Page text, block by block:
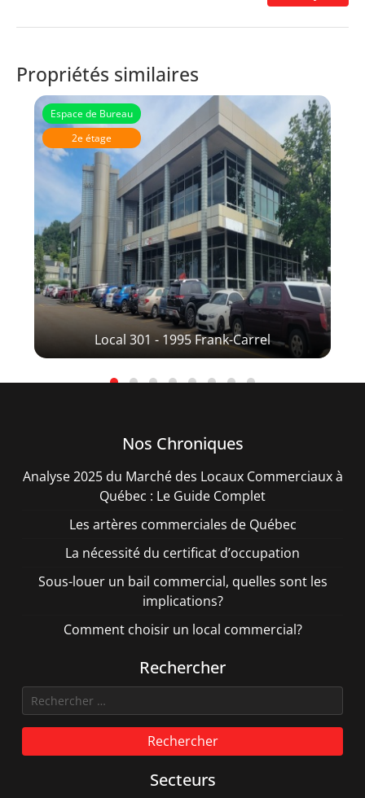
Propriétés similaires
Local 301 - 1995 Frank-Carrel
Espace de Bureau
2e étage
Nos Chroniques
Analyse 2025 du Marché des Locaux Commerciaux à
Québec : Le Guide Complet
Les artères commerciales de Québec
La nécessité du certificat d’occupation
Sous-louer un bail commercial, quelles sont les
implications?
Comment choisir un local commercial?
Rechercher
Rechercher
Secteurs